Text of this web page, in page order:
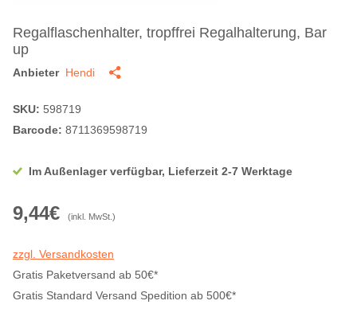
Regalflaschenhalter, tropffrei Regalhalterung, Bar
up
Anbieter Hendi
SKU: 598719
Barcode: 8711369598719
Im Außenlager verfügbar, Lieferzeit 2-7 Werktage
9,44€ (inkl. MwSt.)
zzgl. Versandkosten
Gratis Paketversand ab 50€*
Gratis Standard Versand Spedition ab 500€*